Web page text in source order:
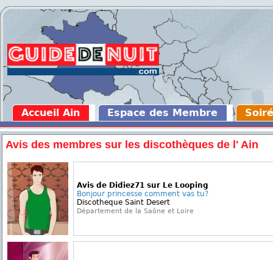
Accueil Ain Espace des Membre
Avis des membres sur les discothèques de l' Ain
Avis de Didiez71 sur Le Looping
Bonjour princesse comment vas tu?
Discotheque Saint Desert
Département de la Saône et Loire